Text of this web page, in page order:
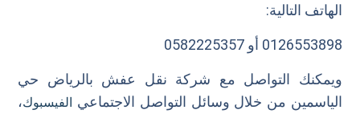
الهاتف التالية:
0126553898 أو 0582225357
ويمكنك التواصل مع شركة نقل عفش بالرياض حي
الياسمين من خلال وسائل التواصل الاجتماعي الفيسبوك،